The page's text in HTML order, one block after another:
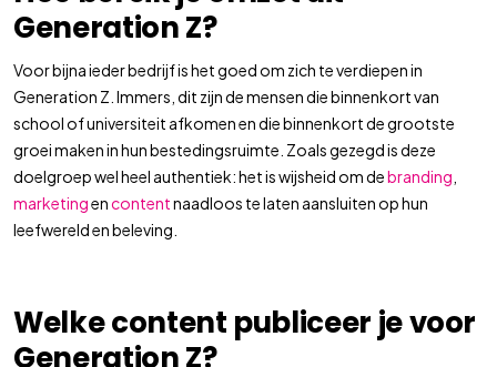
Generation Z?
Voor bijna ieder bedrijf is het goed om zich te verdiepen in
Generation Z. Immers, dit zijn de mensen die binnenkort van
school of universiteit afkomen en die binnenkort de grootste
groei maken in hun bestedingsruimte. Zoals gezegd is deze
doelgroep wel heel authentiek: het is wijsheid om debranding
marketingencontentnaadloos te laten aansluiten op hun
leefwereld en beleving.
Welke content publiceer je voor
Generation Z?